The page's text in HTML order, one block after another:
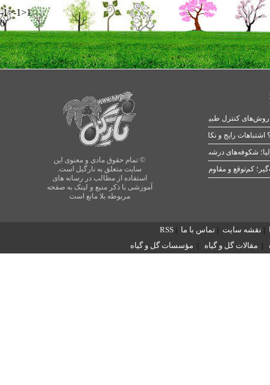
-1>-1>1
0
© تمام حقوق مادی و معنوی این
سایت متعلق به نارگیل است.
استفاده از مطالب در رسانه های
آموزشی با ذکر منبع و لینک به صفحه
مربوطه بلا مانع است
رایج و نکات طلایی
شکوفه‌های درشت در بهار
| نقشه سایت | تماس با ما |
RSS
| مقالات گل و گیاه | مؤسسات گل و گیاه